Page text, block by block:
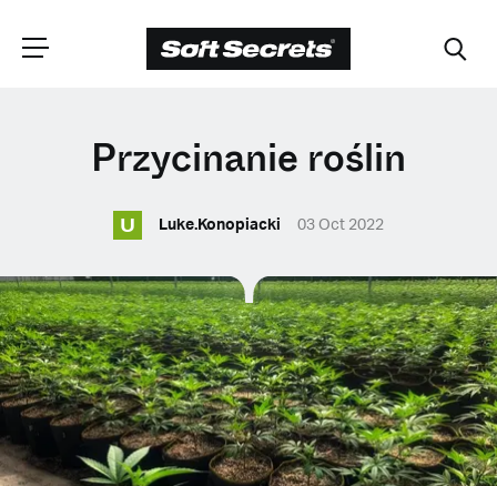
WYBIERZ
Dutch
English (United Kingdom)
English (United States)
Spanish (Spain)
Przycinanie roślin
U Luke.Konopiacki 03 Oct 2022